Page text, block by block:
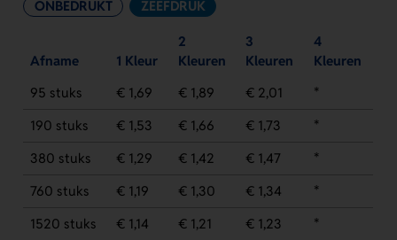
ONBEDRUKT ZEEFDRUK
Afname 1 Kleur
2
Kleuren
3
Kleuren
4
Kleuren
95 stuks
€ 1,69 € 1,89 € 2,01
*
190 stuks
€ 1,53 € 1,66 € 1,73
*
380 stuks
€ 1,29 € 1,42 € 1,47
*
760 stuks
€ 1,19 € 1,30 € 1,34
*
1520 stuks
€ 1,14 € 1,21 € 1,23
*